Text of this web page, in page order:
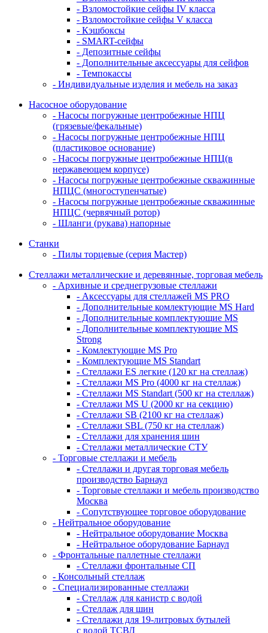
- Взломостойкие сейфы IV класса
- Взломостойкие сейфы V класса
- Кэшбоксы
- SMART-сейфы
- Депозитные сейфы
- Дополнительные аксессуары для сейфов
- Темпокассы
- Индивидуальные изделия и мебель на заказ
Насосное оборудование
- Насосы погружные центробежные НПЦ
(грязевые/фекальные)
- Насосы погружные центробежные НПЦ
(пластиковое основание)
- Насосы погружные центробежные НПЦ(в
нержавеющем корпусе)
- Насосы погружные центробежные скважинные
НПЦС (многоступенчатые)
- Насосы погружные центробежные скважинные
НПЦС (червячный ротор)
- Шланги (рукава) напорные
Станки
- Пилы торцевые (серия Мастер)
Стеллажи металлические и деревянные, торговая мебель
- Архивные и среднегрузовые стеллажи
- Аксессуары для стеллажей MS PRO
- Дополнительные комлектующие MS Hard
- Дополнительные комплектующие MS
- Дополнительные комплектующие MS
Strong
- Комлектующие MS Pro
- Комплектующие MS Standart
- Стеллажи ES легкие (120 кг на стеллаж)
- Стеллажи MS Pro (4000 кг на стеллаж)
- Стеллажи MS Standart (500 кг на стеллаж)
- Стеллажи MS U (2000 кг на секцию)
- Стеллажи SB (2100 кг на стеллаж)
- Стеллажи SBL (750 кг на стеллаж)
- Стеллажи для хранения шин
- Стеллажи металлические СТУ
- Торговые стеллажи и мебель
- Стеллажи и другая торговая мебель
производство Барнаул
- Торговые стеллажи и мебель производство
Москва
- Сопутствующее торговое оборудование
- Нейтральное оборудование
- Нейтральное оборудование Москва
- Нейтральное оборудование Барнаул
- Фронтальные паллетные стеллажи
- Стеллажи фронтальные СП
- Консольный стеллаж
- Специализированные стеллажи
- Стеллаж для канистр с водой
- Стеллаж для шин
- Стеллажи для 19-литровых бутылей
с водой ТСВД